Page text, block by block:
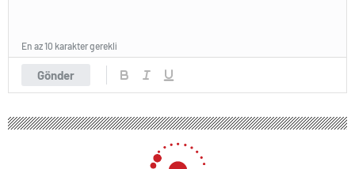
Gönder
En az 10 karakter gerekli